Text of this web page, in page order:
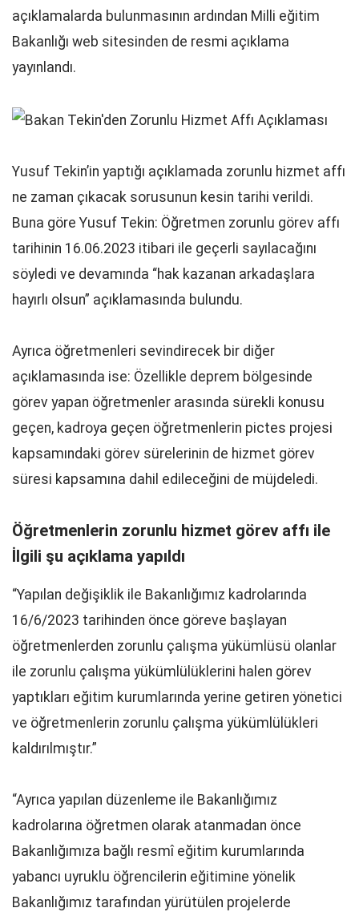
açıklamalarda bulunmasının ardından Milli eğitim
Bakanlığı web sitesinden de resmi açıklama
yayınlandı.
Yusuf Tekin’in yaptığı açıklamada zorunlu hizmet affı
ne zaman çıkacak sorusunun kesin tarihi verildi.
Buna göre Yusuf Tekin: Öğretmen zorunlu görev affı
tarihinin 16.06.2023 itibari ile geçerli sayılacağını
söyledi ve devamında “hak kazanan arkadaşlara
hayırlı olsun” açıklamasında bulundu.
Ayrıca öğretmenleri sevindirecek bir diğer
açıklamasında ise: Özellikle deprem bölgesinde
görev yapan öğretmenler arasında sürekli konusu
geçen, kadroya geçen öğretmenlerin pictes projesi
kapsamındaki görev sürelerinin de hizmet görev
süresi kapsamına dahil edileceğini de müjdeledi.
Öğretmenlerin zorunlu hizmet görev affı ile
İlgili şu açıklama yapıldı
“Yapılan değişiklik ile Bakanlığımız kadrolarında
16/6/2023 tarihinden önce göreve başlayan
öğretmenlerden zorunlu çalışma yükümlüsü olanlar
ile zorunlu çalışma yükümlülüklerini halen görev
yaptıkları eğitim kurumlarında yerine getiren yönetici
ve öğretmenlerin zorunlu çalışma yükümlülükleri
kaldırılmıştır.”
“Ayrıca yapılan düzenleme ile Bakanlığımız
kadrolarına öğretmen olarak atanmadan önce
Bakanlığımıza bağlı resmî eğitim kurumlarında
yabancı uyruklu öğrencilerin eğitimine yönelik
Bakanlığımız tarafından yürütülen projelerde